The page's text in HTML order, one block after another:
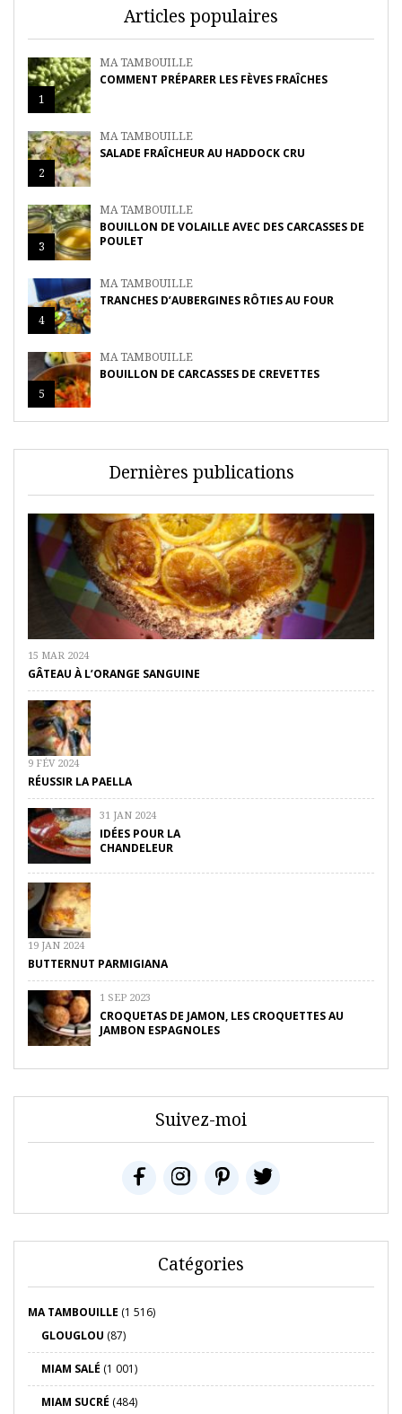
Articles populaires
1
MA TAMBOUILLE
COMMENT PRÉPARER LES FÈVES FRAÎCHES
2
MA TAMBOUILLE
SALADE FRAÎCHEUR AU HADDOCK CRU
3
MA TAMBOUILLE
BOUILLON DE VOLAILLE AVEC DES CARCASSES DE
POULET
4
MA TAMBOUILLE
TRANCHES D’AUBERGINES RÔTIES AU FOUR
5
MA TAMBOUILLE
BOUILLON DE CARCASSES DE CREVETTES
Dernières publications
15 MAR 2024
GÂTEAU À L’ORANGE SANGUINE
9 FÉV 2024
RÉUSSIR LA PAELLA
31 JAN 2024
IDÉES POUR LA
CHANDELEUR
19 JAN 2024
BUTTERNUT PARMIGIANA
1 SEP 2023
CROQUETAS DE JAMON, LES CROQUETTES AU
JAMBON ESPAGNOLES
Suivez-moi
Catégories
MA TAMBOUILLE (1 516)
GLOUGLOU (87)
MIAM SALÉ (1 001)
MIAM SUCRÉ (484)